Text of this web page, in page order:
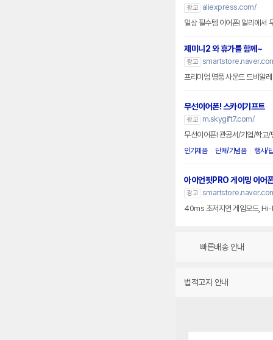
광고
aliexpress.com/
일상 필수템 이어폰! 알리에서
제미니2 와 휴가를 함께~
광고
프리미엄 명품 사운드 드비알
무선이어폰! 스카이기프트
광고
m.skygift7.com/
무선이어폰! 관공서/기업/학교
인기제품 단체/기념품 행사/
아이언핏PRO 게이밍 이어
광고
40ms 초저지연 게임모드,
빠른배송 안내
법적고지 안내